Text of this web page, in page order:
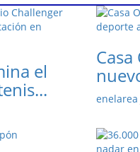
el
enelarea